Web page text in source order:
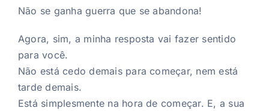
Não se ganha guerra que se abandona!
Agora, sim, a minha resposta vai fazer sentido
para você.
Não está cedo demais para começar, nem está
tarde demais.
Está simplesmente na hora de começar. E, a sua